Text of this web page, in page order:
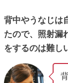
背中やうなじは
たので、照射漏
をするのは難し